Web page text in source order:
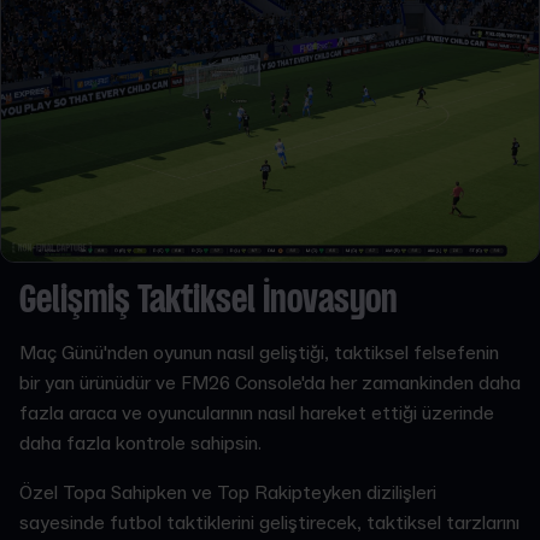
Gelişmiş Taktiksel İnovasyon
Maç Günü'nden oyunun nasıl geliştiği, taktiksel felsefenin
bir yan ürünüdür ve FM26 Console'da her zamankinden daha
fazla araca ve oyuncularının nasıl hareket ettiği üzerinde
daha fazla kontrole sahipsin.
Özel Topa Sahipken ve Top Rakipteyken dizilişleri
sayesinde futbol taktiklerini geliştirecek, taktiksel tarzlarını